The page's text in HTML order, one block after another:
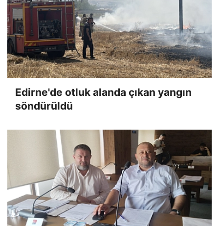
Edirne'de otluk alanda çıkan yangın
söndürüldü